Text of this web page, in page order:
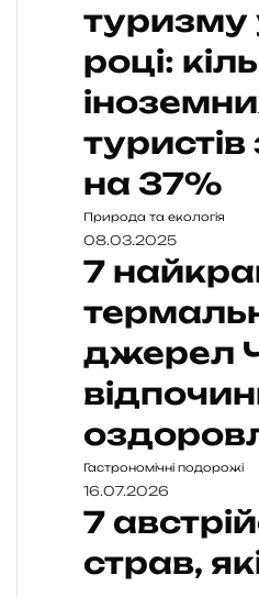
туризму
році:
на 37%
Природа та екологія
08.03.2025
7
джерел
Гастрономічні подорожі
16.07.2026
7
страв,